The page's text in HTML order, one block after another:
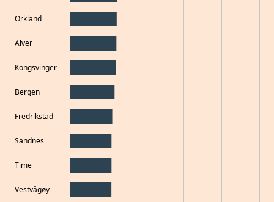
Orkland
Alver
Kongsvinger
Bergen
Fredrikstad
Sandnes
Time
Vestvågøy